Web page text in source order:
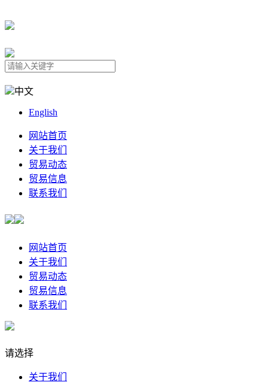
中文
English
网站首页
关于我们
贸易动态
贸易信息
联系我们
网站首页
关于我们
贸易动态
贸易信息
联系我们
请选择
关于我们